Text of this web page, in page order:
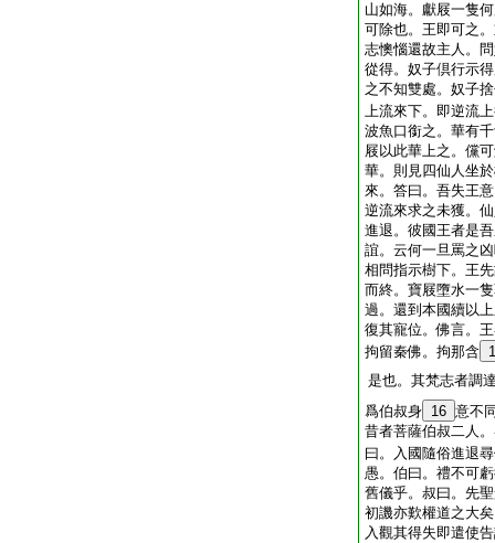
山如海。獻屐一隻
可除也。王即可之
志懊惱還故主人。
從得。奴子倶行示
之不知雙處。奴子
上流來下。即逆流
波魚口銜之。華有
屐以此華上之。儻
華。則見四仙人坐
來。答曰。吾失王
逆流來求之未獲。
進退。彼國王者是
誼。云何一旦罵之
相問指示樹下。王
而終。寶屐墮水一
過。還到本國續以
復其寵位。佛言。
拘留秦佛。拘那含
是也。其梵志者調
爲伯叔身 16 意不
昔者菩薩伯叔二人
曰。入國隨俗進退
愚。伯曰。禮不可
舊儀乎。叔曰。先
初譏亦歎權道之大
入觀其得失即遣使